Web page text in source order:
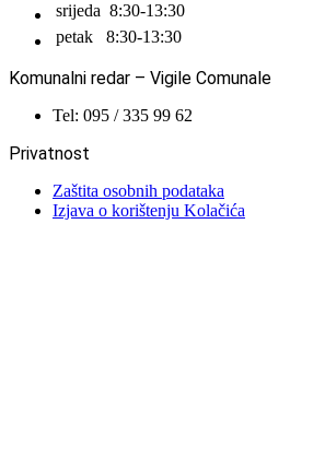
srijeda 8:30-13:30
petak
8:30-13:30
Komunalni redar – Vigile Comunale
Tel: 095 / 335 99 62
Privatnost
Zaštita osobnih podataka
Izjava o korištenju Kolačića